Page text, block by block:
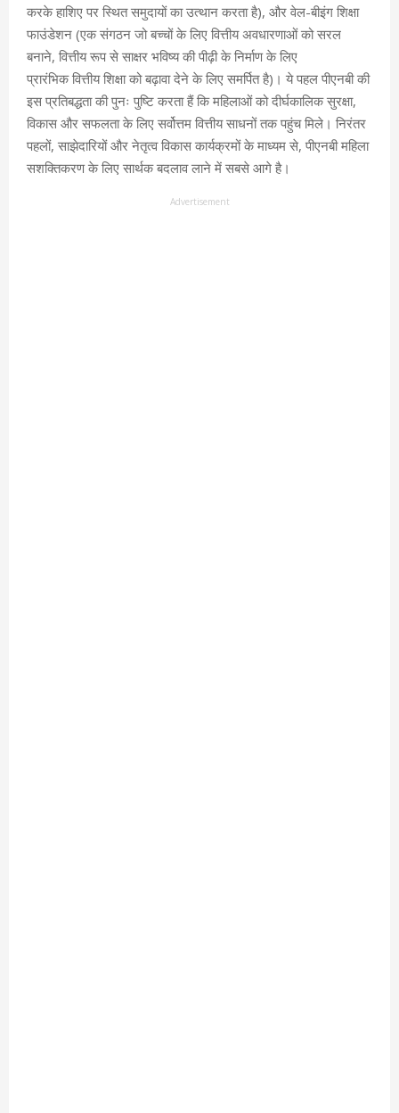
करके हाशिए पर स्थित समुदायों का उत्थान करता है), और वेल-बीइंग शिक्षा
फाउंडेशन (एक संगठन जो बच्चों के लिए वित्तीय अवधारणाओं को सरल
बनाने, वित्तीय रूप से साक्षर भविष्य की पीढ़ी के निर्माण के लिए
प्रारंभिक वित्तीय शिक्षा को बढ़ावा देने के लिए समर्पित है)। ये पहल पीएनबी की
इस प्रतिबद्धता की पुनः पुष्टि करता हैं कि महिलाओं को दीर्घकालिक सुरक्षा,
विकास और सफलता के लिए सर्वोत्तम वित्तीय साधनों तक पहुंच मिले। निरंतर
पहलों, साझेदारियों और नेतृत्व विकास कार्यक्रमों के माध्यम से, पीएनबी महिला
सशक्तिकरण के लिए सार्थक बदलाव लाने में सबसे आगे है।
Advertisement